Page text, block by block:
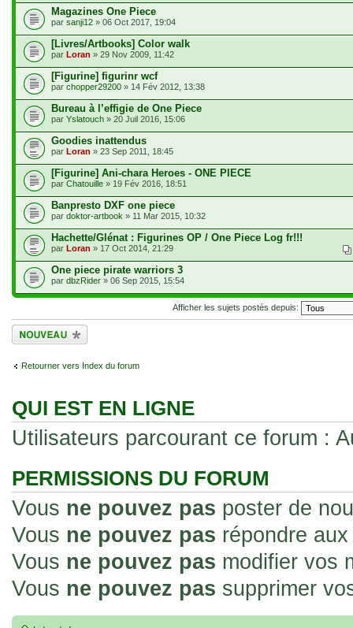
Magazines One Piece
par sanji12 » 06 Oct 2017, 19:04
[Livres/Artbooks] Color walk
par Loran » 29 Nov 2009, 11:42
[Figurine] figurinr wcf
par chopper29200 » 14 Fév 2012, 13:38
Bureau à l’effigie de One Piece
par Yslatouch » 20 Juil 2016, 15:06
Goodies inattendus
par Loran » 23 Sep 2011, 18:45
[Figurine] Ani-chara Heroes - ONE PIECE
par Chatouille » 19 Fév 2016, 18:51
Banpresto DXF one piece
par doktor-artbook » 11 Mar 2015, 10:32
Hachette/Glénat : Figurines OP / One Piece Log fr!!!
par Loran » 17 Oct 2014, 21:29
One piece pirate warriors 3
par dbzRider » 06 Sep 2015, 15:54
Afficher les sujets postés depuis:
Écrire un nouveau
sujet
Retourner vers Index du forum
QUI EST EN LIGNE
Utilisateurs parcourant ce forum :
PERMISSIONS DU FORUM
Vous ne pouvez pas poster de
Vous ne pouvez pas répondre
Vous ne pouvez pas modifier vos
Vous ne pouvez pas supprimer